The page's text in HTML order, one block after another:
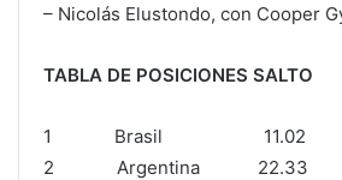
– Nicolás Elustondo, con Cooper
TABLA DE POSICIONES SALTO
1 Brasil 11.02
2 Argentina 22.33